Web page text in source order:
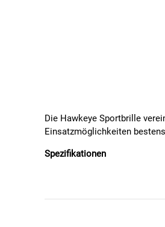
Die Hawkeye Sportbrille
Einsatzmöglichkeiten
Spezifikationen
Individuelle